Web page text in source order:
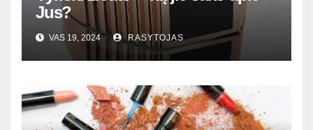
Jus?
VAS 19, 2024 RASYTOJAS